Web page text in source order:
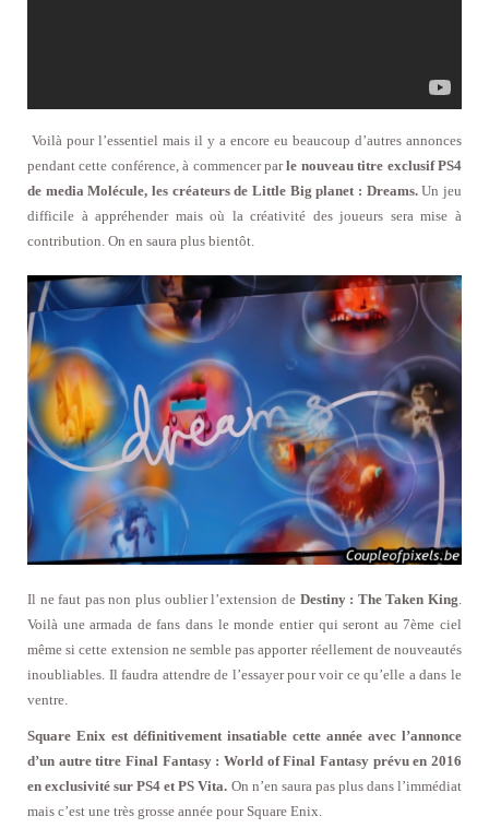
Voilà pour l’essentiel mais il y a encore eu beaucoup d’autres annonces
pendant cette conférence, à commencer parle nouveau titre exclusif PS4
de media Molécule, les créateurs de Little Big planet : Dreams.Un jeu
difficile à appréhender mais où la créativité des joueurs sera mise à
contribution. On en saura plus bientôt.
Il ne faut pas non plus oublier l’extension de Destiny : The Taken King.
Voilà une armada de fans dans le monde entier qui seront au 7ème ciel
même si cette extension ne semble pas apporter réellement de nouveautés
inoubliables. Il faudra attendre de l’essayer pour voir ce qu’elle a dans le
ventre.
Square Enix est définitivement insatiable cette année avec l’annonce
d’un autre titre Final Fantasy : World of Final Fantasy prévu en 2016
en exclusivité sur PS4 et PS Vita. On n’en saura pas plus dans l’immédiat
mais c’est une très grosse année pour Square Enix.